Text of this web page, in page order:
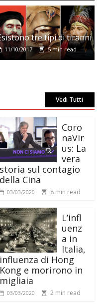
tre tipi di tiranni
11/10/2017 5 min read
Vedi Tutti
Coro
naVir
us: La
vera
storia sul contagio
della Cina
03/03/2020 8 min read
L’infl
uenz
a in
Italia,
influenza di Hong
Kong e morirono in
migliaia
03/03/2020 2 min read